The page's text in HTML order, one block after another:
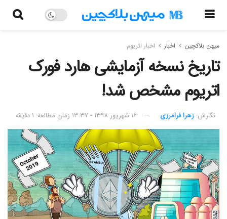
میهن بلاکچین اخبار اخبار اتریوم
تاریخ نسخه آزمایشی هارد فورک
اتریوم مشخص شد!
نگارش:‌ زهرا فرامرزی ۱۶ شهریور ۱۳۹۸ - ۱۳:۳۷ زمان مطالعه: ۱ دقیقه